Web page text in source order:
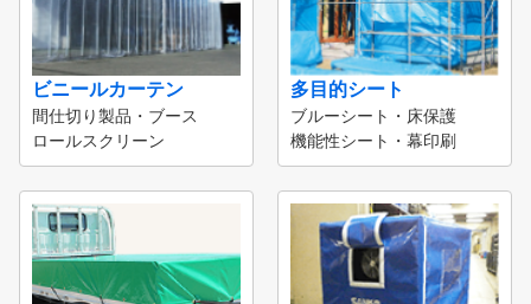
ビニールカーテン
間仕切り製品・ブース
ロールスクリーン
多目的シート
ブルーシート・床保護
機能性シート・幕印刷